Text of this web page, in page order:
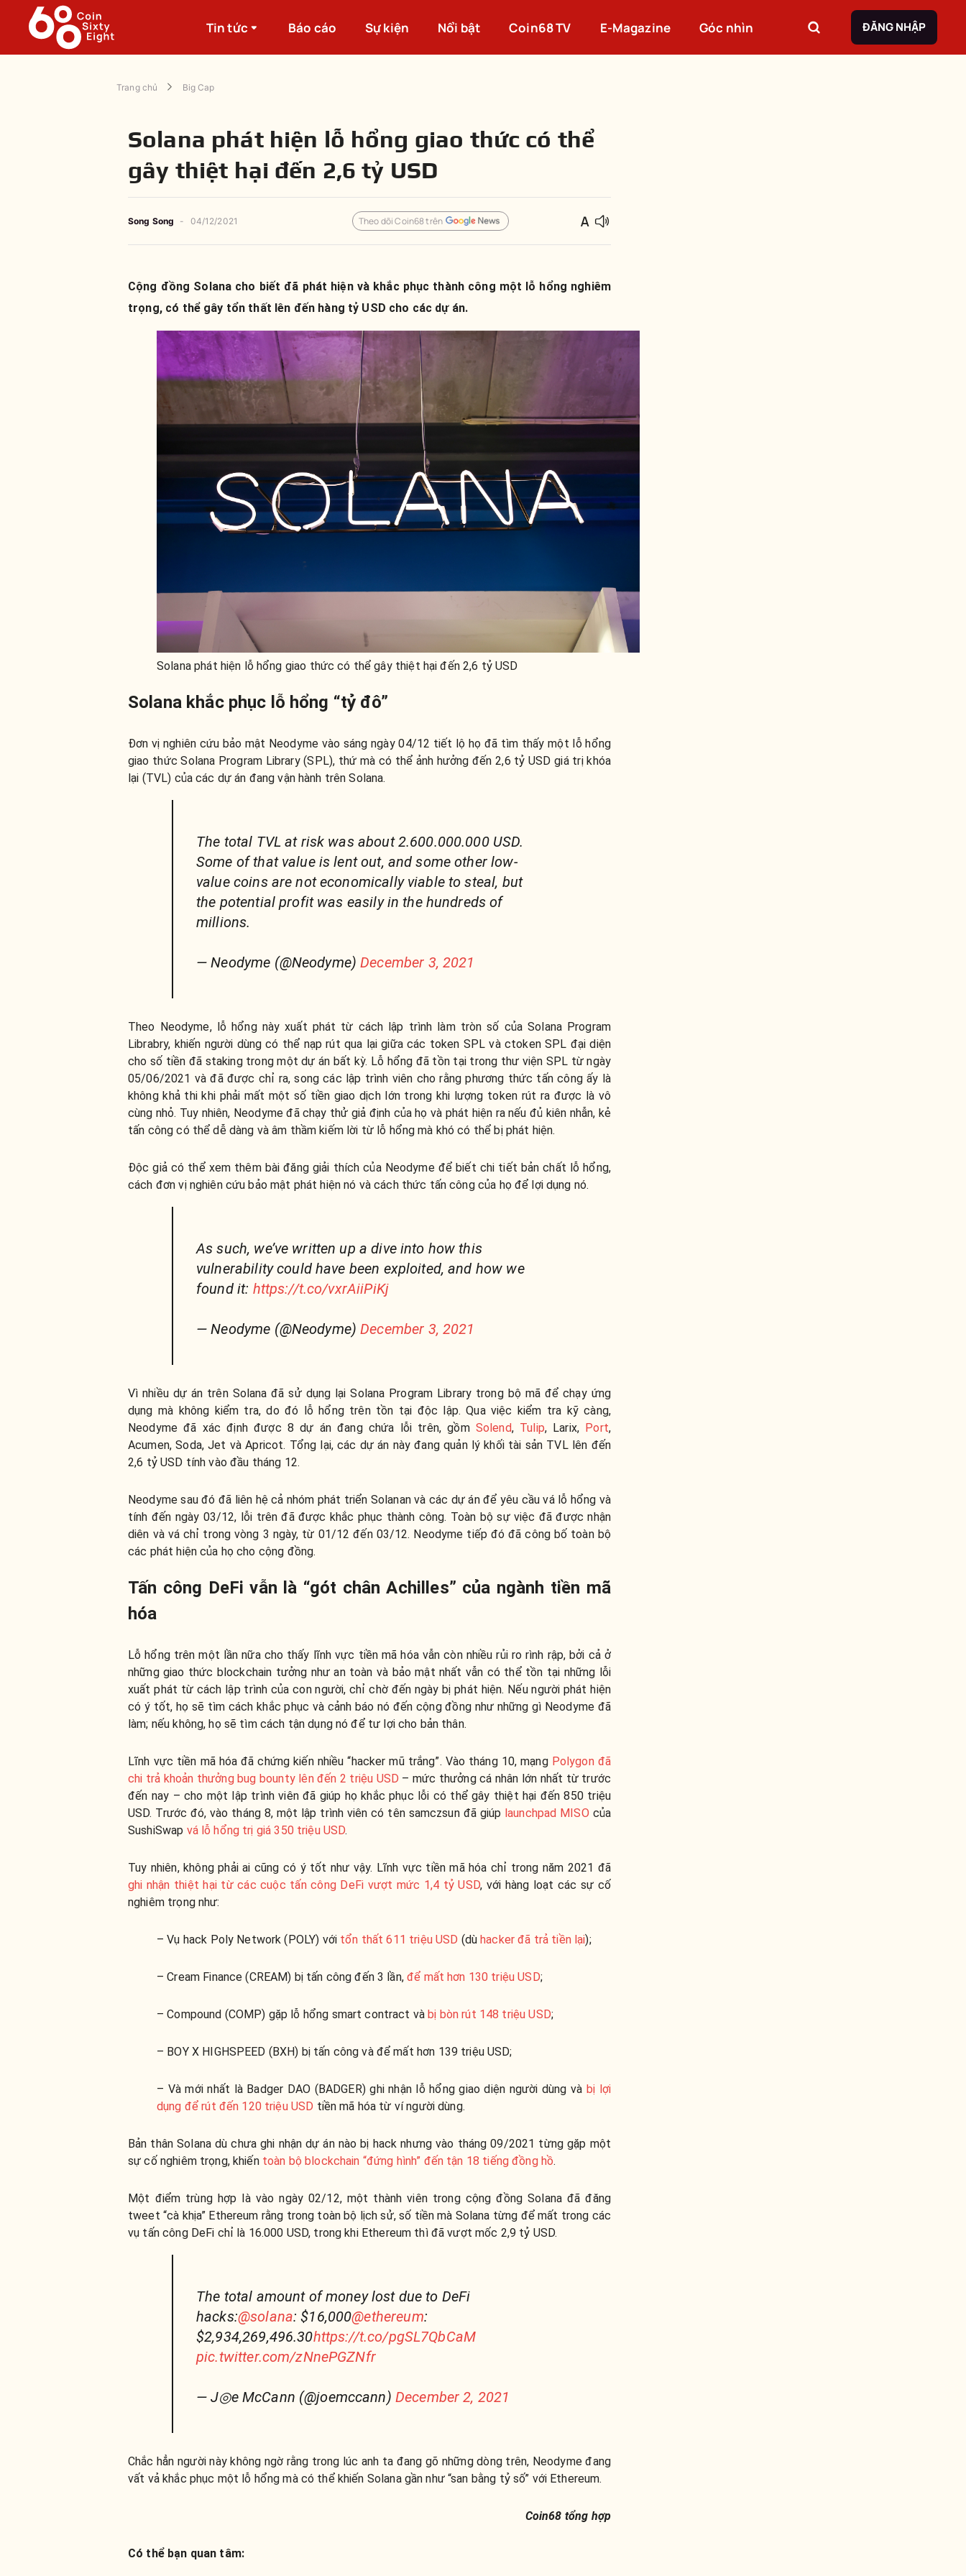
Tin tức Báo cáo Sự kiện Nổi bật Coin68 TV E-Magazine Góc nhìn ĐĂNG NHẬP
Trang chủ Big Cap
Solana phát hiện lỗ hổng giao thức có thể
gây thiệt hại đến 2,6 tỷ USD
Song Song - 04/12/2021 Theo dõi Coin68 trên
Cộng đồng Solana cho biết đã phát hiện và khắc phục thành công một lỗ hổng nghiêm
trọng, có thể gây tổn thất lên đến hàng tỷ USD cho các dự án.
Solana phát hiện lỗ hổng giao thức có thể gây thiệt hại đến 2,6 tỷ USD
Solana khắc phục lỗ hổng “tỷ đô”
Đơn vị nghiên cứu bảo mật Neodyme vào sáng ngày 04/12 tiết lộ họ đã tìm thấy một lỗ hổng
giao thức Solana Program Library (SPL), thứ mà có thể ảnh hưởng đến 2,6 tỷ USD giá trị khóa
lại (TVL) của các dự án đang vận hành trên Solana.
The total TVL at risk was about 2.600.000.000 USD.
Some of that value is lent out, and some other low-
value coins are not economically viable to steal, but
the potential profit was easily in the hundreds of
millions.
— Neodyme (@Neodyme)December 3, 2021
Theo Neodyme, lỗ hổng này xuất phát từ cách lập trình làm tròn số của Solana Program
Librabry, khiến người dùng có thể nạp rút qua lại giữa các token SPL và ctoken SPL đại diện
cho số tiền đã staking trong một dự án bất kỳ. Lỗ hổng đã tồn tại trong thư viện SPL từ ngày
05/06/2021 và đã được chỉ ra, song các lập trình viên cho rằng phương thức tấn công ấy là
không khả thi khi phải mất một số tiền giao dịch lớn trong khi lượng token rút ra được là vô
cùng nhỏ. Tuy nhiên, Neodyme đã chạy thử giả định của họ và phát hiện ra nếu đủ kiên nhẫn, kẻ
tấn công có thể dễ dàng và âm thầm kiếm lời từ lỗ hổng mà khó có thể bị phát hiện.
Độc giả có thể xem thêm bài đăng giải thích của Neodyme để biết chi tiết bản chất lỗ hổng,
cách đơn vị nghiên cứu bảo mật phát hiện nó và cách thức tấn công của họ để lợi dụng nó.
As such, we’ve written up a dive into how this
vulnerability could have been exploited, and how we
found it: https://t.co/vxrAiiPiKj
— Neodyme (@Neodyme)December 3, 2021
Vì nhiều dự án trên Solana đã sử dụng lại Solana Program Library trong bộ mã để chạy ứng
dụng mà không kiểm tra, do đó lỗ hổng trên tồn tại độc lập. Qua việc kiểm tra kỹ càng,
Neodyme đã xác định được 8 dự án đang chứa lỗi trên, gồm Solend, Tulip, Larix, Port,
Acumen, Soda, Jet và Apricot. Tổng lại, các dự án này đang quản lý khối tài sản TVL lên đến
2,6 tỷ USD tính vào đầu tháng 12.
Neodyme sau đó đã liên hệ cả nhóm phát triển Solanan và các dự án để yêu cầu vá lỗ hổng và
tính đến ngày 03/12, lỗi trên đã được khắc phục thành công. Toàn bộ sự việc đã được nhận
diên và vá chỉ trong vòng 3 ngày, từ 01/12 đến 03/12. Neodyme tiếp đó đã công bố toàn bộ
các phát hiện của họ cho cộng đồng.
Tấn công DeFi vẫn là “gót chân Achilles” của ngành tiền mã
hóa
Lỗ hổng trên một lần nữa cho thấy lĩnh vực tiền mã hóa vẫn còn nhiều rủi ro rình rập, bởi cả ở
những giao thức blockchain tưởng như an toàn và bảo mật nhất vẫn có thể tồn tại những lỗi
xuất phát từ cách lập trình của con người, chỉ chờ đến ngày bị phát hiện. Nếu người phát hiện
có ý tốt, họ sẽ tìm cách khắc phục và cảnh báo nó đến cộng đồng như những gì Neodyme đã
làm; nếu không, họ sẽ tìm cách tận dụng nó để tư lợi cho bản thân.
Lĩnh vực tiền mã hóa đã chứng kiến nhiều “hacker mũ trắng”. Vào tháng 10, mạng Polygon đã
chi trả khoản thưởng bug bounty lên đến 2 triệu USD – mức thưởng cá nhân lớn nhất từ trước
đến nay – cho một lập trình viên đã giúp họ khắc phục lỗi có thể gây thiệt hại đến 850 triệu
USD. Trước đó, vào tháng 8, một lập trình viên có tên samczsun đã giúp launchpad MISO của
SushiSwap vá lỗ hổng trị giá 350 triệu USD.
Tuy nhiên, không phải ai cũng có ý tốt như vậy. Lĩnh vực tiền mã hóa chỉ trong năm 2021 đã
ghi nhận thiệt hại từ các cuộc tấn công DeFi vượt mức 1,4 tỷ USD, với hàng loạt các sự cố
nghiêm trọng như:
– Vụ hack Poly Network (POLY) vớitổn thất 611 triệu USD (dùhacker đã trả tiền lại);
– Cream Finance (CREAM) bị tấn công đến 3 lần,để mất hơn 130 triệu USD;
– Compound (COMP) gặp lỗ hổng smart contract vàbị bòn rút 148 triệu USD;
– BOY X HIGHSPEED (BXH) bị tấn công và để mất hơn 139 triệu USD;
– Và mới nhất là Badger DAO (BADGER) ghi nhận lỗ hổng giao diện người dùng và bị lợi
dụng để rút đến 120 triệu USD tiền mã hóa từ ví người dùng.
Bản thân Solana dù chưa ghi nhận dự án nào bị hack nhưng vào tháng 09/2021 từng gặp một
sự cố nghiêm trọng, khiến toàn bộ blockchain “đứng hình” đến tận 18 tiếng đồng hồ.
Một điểm trùng hợp là vào ngày 02/12, một thành viên trong cộng đồng Solana đã đăng
tweet “cà khịa” Ethereum rằng trong toàn bộ lịch sử, số tiền mà Solana từng để mất trong các
vụ tấn công DeFi chỉ là 16.000 USD, trong khi Ethereum thì đã vượt mốc 2,9 tỷ USD.
The total amount of money lost due to DeFi
hacks:@solana: $16,000@ethereum:
$2,934,269,496.30https://t.co/pgSL7QbCaM
pic.twitter.com/zNnePGZNfr
— J◎e McCann (@joemccann) December 2, 2021
Chắc hẳn người này không ngờ rằng trong lúc anh ta đang gõ những dòng trên, Neodyme đang
vất vả khắc phục một lỗ hổng mà có thể khiến Solana gần như “san bằng tỷ số” với Ethereum.
Coin68 tổng hợp
Có thể bạn quan tâm: